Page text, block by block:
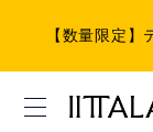
【数量限定